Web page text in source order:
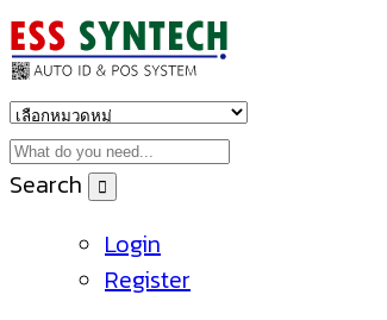
Search
Login
Register